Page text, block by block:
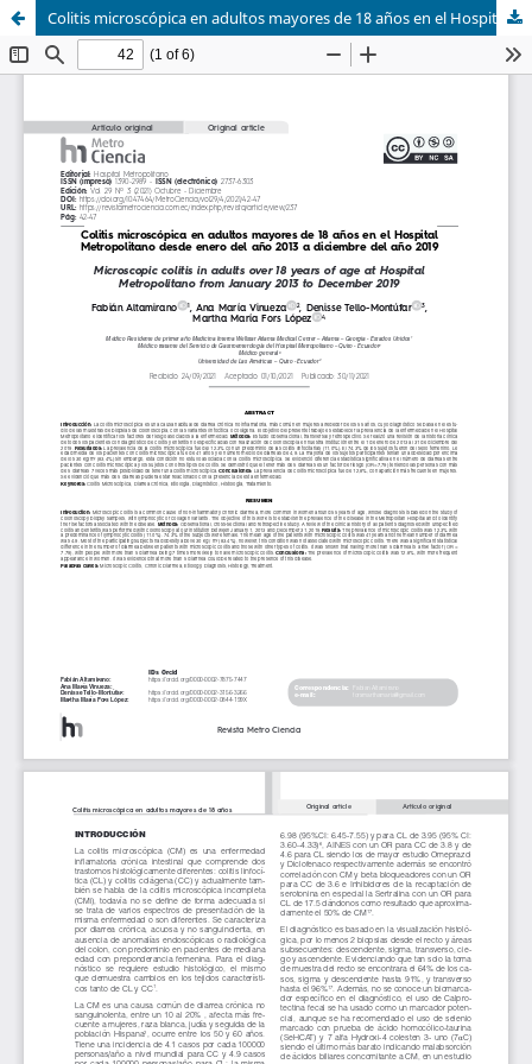
Colitis microscópica en adultos mayores de 18 años en el Hospital Metropolitano desde enero del año 2013 a diciembre del año 2019